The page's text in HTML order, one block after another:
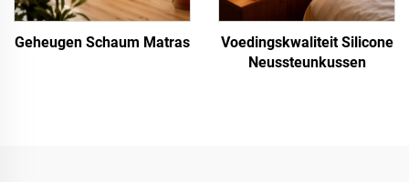
Geheugen Schaum Matras
Voedingskwaliteit Silicone
Neussteunkussen